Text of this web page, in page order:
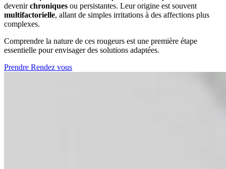
devenirchroniques ou persistantes. Leur origine est souvent
multifactorielle, allant de simples irritations à des affections plus
complexes.
Comprendre la nature de ces rougeurs est une première étape
essentielle pour envisager des solutions adaptées.
Prendre Rendez vous